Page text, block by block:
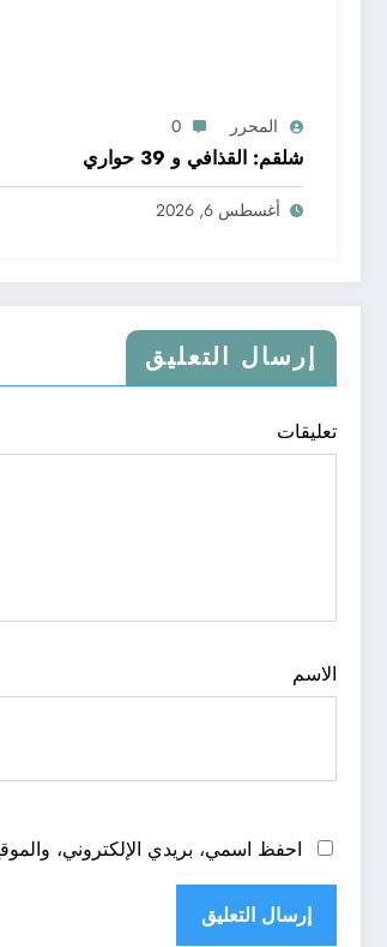
المحرر 0
شلقم: القذافي و 39 حواري
أغسطس 6, 2026
إرسال التعليق
تعليقات
الاسم
احفظ اسمي، بريدي الإلكتروني،